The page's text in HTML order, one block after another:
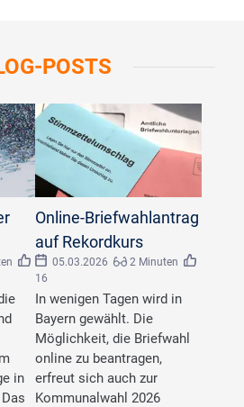
POSTS
in
Online-Briefwahlantrag
auf Rekordkurs
05.03.2026
2 Minuten
16
In wenigen Tagen wird in
Bayern gewählt. Die
Möglichkeit, die Briefwahl
online zu beantragen,
erfreut sich auch zur
Kommunalwahl 2026